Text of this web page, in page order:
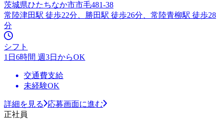
茨城県ひたちなか市市毛481-38
常陸津田駅 徒歩22分、勝田駅 徒歩26分、常陸青柳駅 徒歩28
分
シフト
1日6時間 週3日からOK
交通費支給
未経験OK
詳細を見る
応募画面に進む
正社員